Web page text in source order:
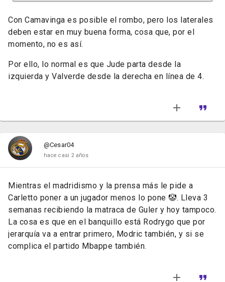
Con Camavinga es posible el rombo, pero los laterales
deben estar en muy buena forma, cosa que, por el
momento, no es así.
Por ello, lo normal es que Jude parta desde la
izquierda y Valverde desde la derecha en línea de 4.
@Cesar04
hace casi 2 años
Mientras el madridismo y la prensa más le pide a
Carletto poner a un jugador menos lo pone 🤡. Lleva 3
semanas recibiendo la matraca de Guler y hoy tampoco.
La cosa es que en el banquillo está Rodrygo que por
jerarquía va a entrar primero, Modric también, y si se
complica el partido Mbappe también.